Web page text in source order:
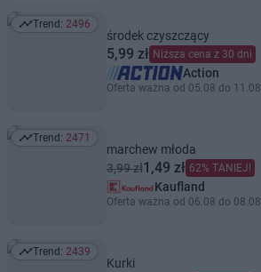
Trend: 2496
Trend: 2496
środek czyszczący
5,99 zł Niższa cena z 30 dni
Action
Oferta ważna od 05.08 do 11.08
Trend: 2471
Trend: 2471
marchew młoda
3,99 zł1,49 zł 62% TANIEJ!
Kaufland
Oferta ważna od 06.08 do 08.08
Trend: 2439
Trend: 2439
Kurki